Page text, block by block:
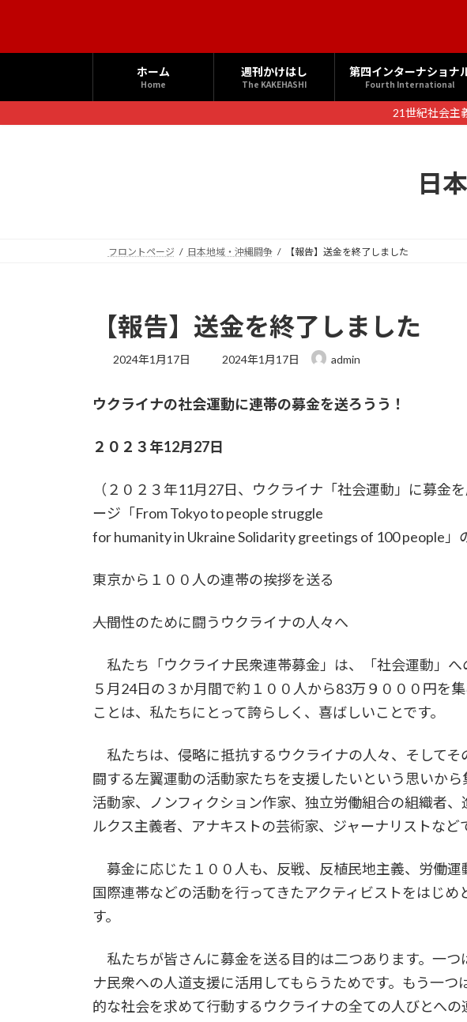
へ
ス
ョ
ン
ホーム
Home
週刊かけはし
The KAKEHASHI
第四インターナショナ
Fourth International
21世紀社会主
日
フロントページ 日本地域・沖縄闘争 【報告】送金を終了しました
【報告】送金を終了しました
2024年1月17日
最
新
2024年1月17日 admin
ウクライナの社会運動に連帯の募金を送ろうう！
２０２３年12月27日
（２０２３年11月27日、ウクライナ「社会運動」に募金
ージ「From Tokyo to people struggle
for humanity in Ukraine Solidarity greetings of 100 people」
東京から１００人の連帯の挨拶を送る
――人間性のために闘うウクライナの人々へ
私たち「ウクライナ民衆連帯募金」は、「社会運動」へ
５月24日の３か月間で約１００人から83万９０００円を
ことは、私たちにとって誇らしく、喜ばしいことです。
私たちは、侵略に抵抗するウクライナの人々、そしてそ
闘する左翼運動の活動家たちを支援したいという思いか
活動家、ノンフィクション作家、独立労働組合の組織者
ルクス主義者、アナキストの芸術家、ジャーナリストなど
募金に応じた１００人も、反戦、反植民地主義、労働運
国際連帯などの活動を行ってきたアクティビストをはじめ
す。
私たちが皆さんに募金を送る目的は二つあります。一つ
ナ民衆への人道支援に活用してもらうためです。もう一
的な社会を求めて行動するウクライナの全ての人びとへの